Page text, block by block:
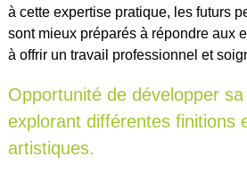
à cette expertise pratique, les futurs
sont mieux préparés à répondre aux
à offrir un travail professionnel et
Opportunité de développer
explorant différentes finitions
artistiques.